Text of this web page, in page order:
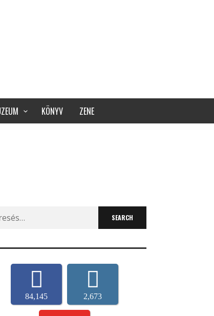
KÖNYV ZENE
84,145 2,673